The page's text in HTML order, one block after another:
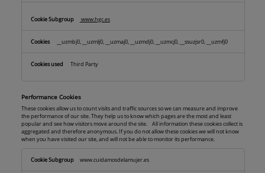
www.hgc.es
__uzmbj0, __uzmlj0, __uzmaj0, __uzmdj0, __uzmcj0, __ssuzjsr0, __uzmfj0
Third Party
Performance Cookies
These cookies allow us to count visits and traffic sources so we can measure and improve
the performance of our site. They help us to know which pages are the most and least
popular and see how visitors move around the site. All information these cookies collect is
aggregated and therefore anonymous. If you do not allow these cookies we will not know
when you have visited our site, and will not be able to monitor its performance.
Cookies
www.cuidamosdelamujer.es